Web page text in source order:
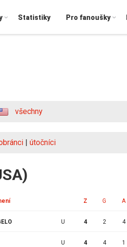
Statistiky Pro fanoušky
všechny
| útočníci
Z G A
U 4 2 4
U 4 4 1